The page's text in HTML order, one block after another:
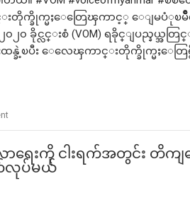
းတိုက္ခိုက္မႈေတြေၾကာင့္ ေျမပံုၿ
၂၀ ခိုင္လင္းစံ (VOM) ရခိုင္ျပည္နယ္အတ
ထန္ခဲ့ၿပီး ေလေၾကာင္းတိုက္ခိုက္မႈေ
ရေးကို ငါးရက်အတွင်း တိကျ
လုပ်မယ်